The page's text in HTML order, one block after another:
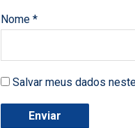
Nome*
Salvar meus dados